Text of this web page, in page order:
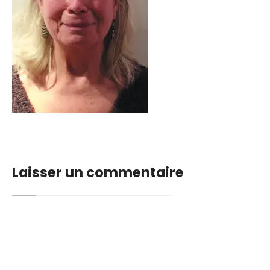
Laisser un commentaire